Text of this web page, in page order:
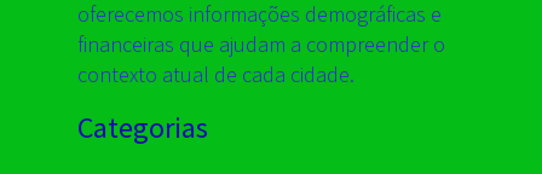
oferecemos informações demográficas e
financeiras que ajudam a compreender o
contexto atual de cada cidade.
Categorias